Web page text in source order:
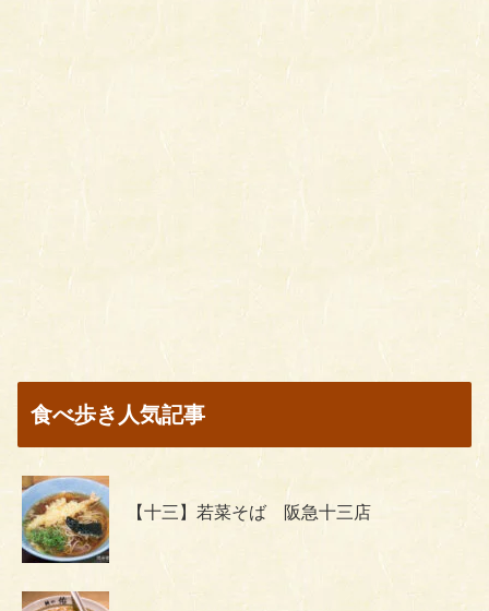
食べ歩き人気記事
【十三】若菜そば 阪急十三店